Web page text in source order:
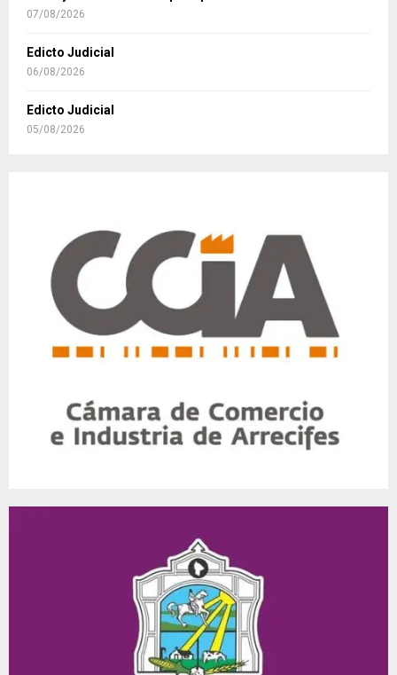
07/08/2026
Edicto Judicial
06/08/2026
Edicto Judicial
05/08/2026